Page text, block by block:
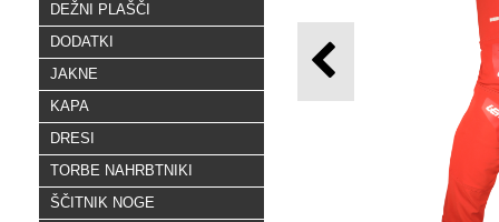
DEŽNI PLAŠČI
DODATKI
JAKNE
KAPA
DRESI
TORBE NAHRBTNIKI
ŠČITNIK NOGE